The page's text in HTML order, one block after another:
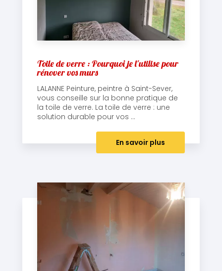
Toile de verre : Pourquoi je l'utilise pour
rénover vos murs
LALANNE Peinture, peintre à Saint-Sever,
vous conseille sur la bonne pratique de
la toile de verre. La toile de verre : une
solution durable pour vos ...
En savoir plus